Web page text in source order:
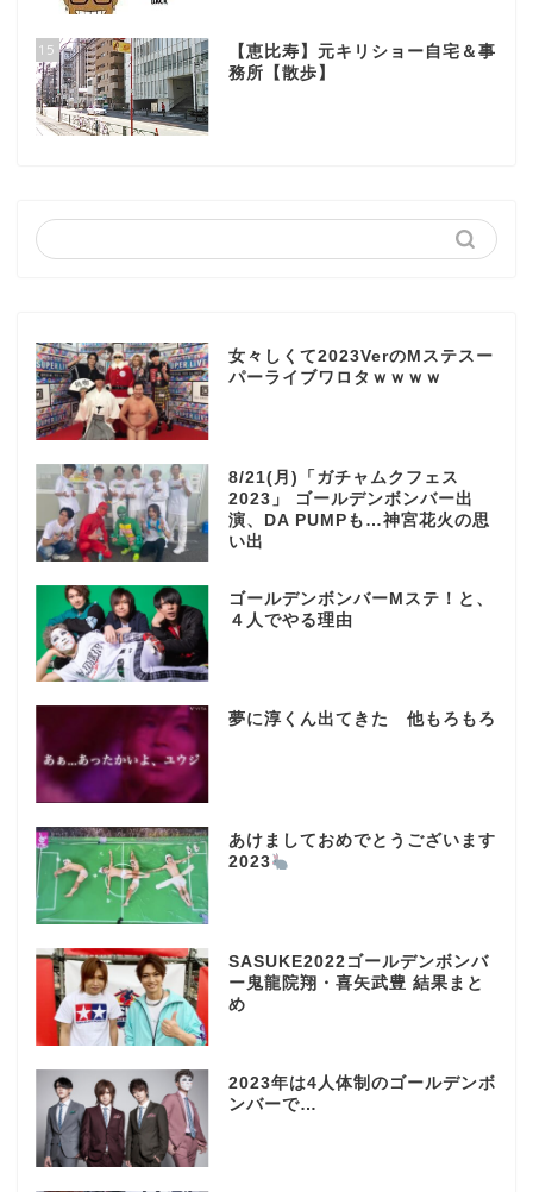
15
【恵比寿】元キリショー自宅＆事
務所【散歩】
女々しくて2023VerのMステスー
パーライブワロタｗｗｗｗ
8/21(月)「ガチャムクフェス
2023」 ゴールデンボンバー出
演、DA PUMPも…神宮花火の思
い出
ゴールデンボンバーMステ！と、
４人でやる理由
夢に淳くん出てきた 他もろもろ
あけましておめでとうございます
2023
SASUKE2022ゴールデンボンバ
ー鬼龍院翔・喜矢武豊 結果まと
め
2023年は4人体制のゴールデンボ
ンバーで…